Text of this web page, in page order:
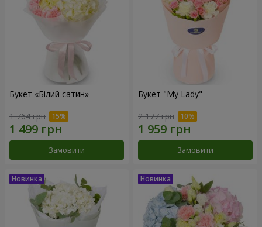
Букет «Білий сатин»
1 764 грн
Замовити
Букет "My Lady"
2 177 грн
Замовити